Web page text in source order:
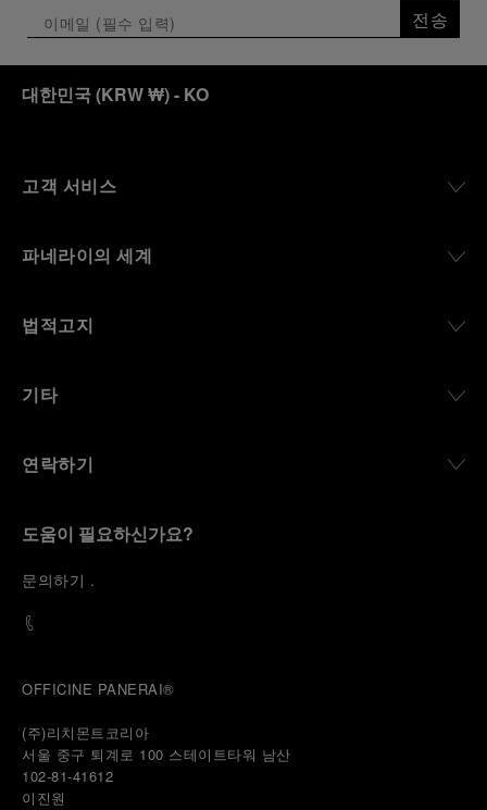
전송
대한민국(KRW ₩)- KO
고객 서비스
파네라이의 세계
법적고지
기타
연락하기
도움이 필요하신가요?
문의하기 .
OFFICINE PANERAI®
(주)리치몬트코리아
서울 중구 퇴계로 100 스테이트타워 남산
102-81-41612
이진원